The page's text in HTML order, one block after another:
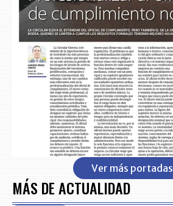
Ver más portadas
MÁS DE ACTUALIDAD